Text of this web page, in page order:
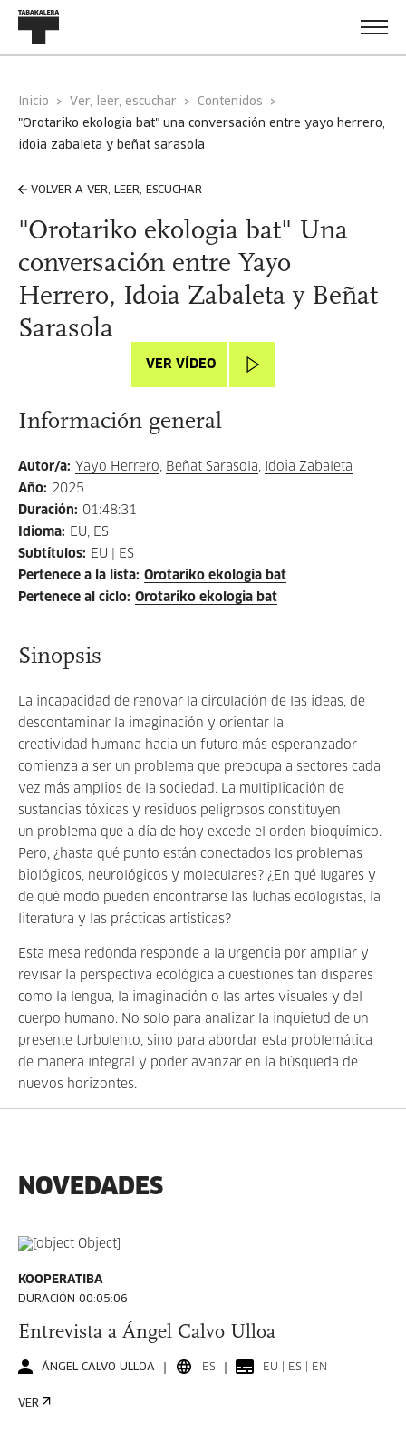
Inicio Ver, leer, escuchar
Contenidos
"orotariko ekologia bat" una conversación entre yayo herrero,
idoia zabaleta y beñat sarasola
VOLVER A VER, LEER, ESCUCHAR
"Orotariko ekologia bat" Una
conversación entre Yayo
Herrero, Idoia Zabaleta y Beñat
Sarasola
VER VÍDEO
Información general
Autor/a: Yayo Herrero, Beñat Sarasola, Idoia Zabaleta
Año: 2025
Duración: 01:48:31
Idioma: EU, ES
Subtítulos: EU | ES
Pertenece a la lista: Orotariko ekologia bat
Pertenece al ciclo: Orotariko ekologia bat
Sinopsis
La incapacidad de renovar la circulación de las ideas, de
descontaminar la imaginación y orientar la
creatividad humana hacia un futuro más esperanzador
comienza a ser un problema que preocupa a sectores cada
vez más amplios de la sociedad. La multiplicación de
sustancias tóxicas y residuos peligrosos constituyen
un problema que a día de hoy excede el orden bioquímico.
Pero, ¿hasta qué punto están conectados los problemas
biológicos, neurológicos y moleculares? ¿En qué lugares y
de qué modo pueden encontrarse las luchas ecologistas, la
literatura y las prácticas artísticas?
Esta mesa redonda responde a la urgencia por ampliar y
revisar la perspectiva ecológica a cuestiones tan dispares
como la lengua, la imaginación o las artes visuales y del
cuerpo humano. No solo para analizar la inquietud de un
presente turbulento, sino para abordar esta problemática
de manera integral y poder avanzar en la búsqueda de
nuevos horizontes.
NOVEDADES
KOOPERATIBA
DURACIÓN 00:05:06
Entrevista a Ángel Calvo Ulloa
ÁNGEL CALVO ULLOA ES EU | ES | EN
VER